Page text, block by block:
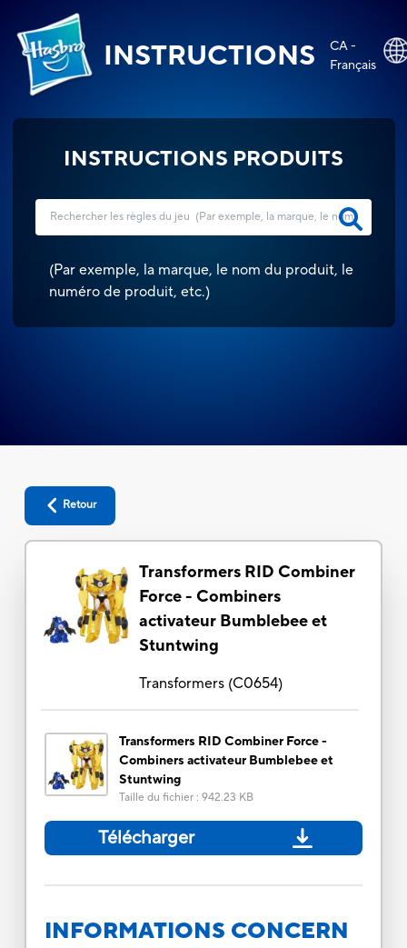
INSTRUCTIONS
CA -
Français
INSTRUCTIONS PRODUITS
(Par exemple, la marque, le nom du produit, le
numéro de produit, etc.)
Retour
Transformers RID Combiner
Force - Combiners
activateur Bumblebee et
Stuntwing
Transformers(C0654)
Transformers RID Combiner Force -
Combiners activateur Bumblebee et
Stuntwing
Taille du fichier: 942.23 KB
Télécharger
INFORMATIONS CONCERN